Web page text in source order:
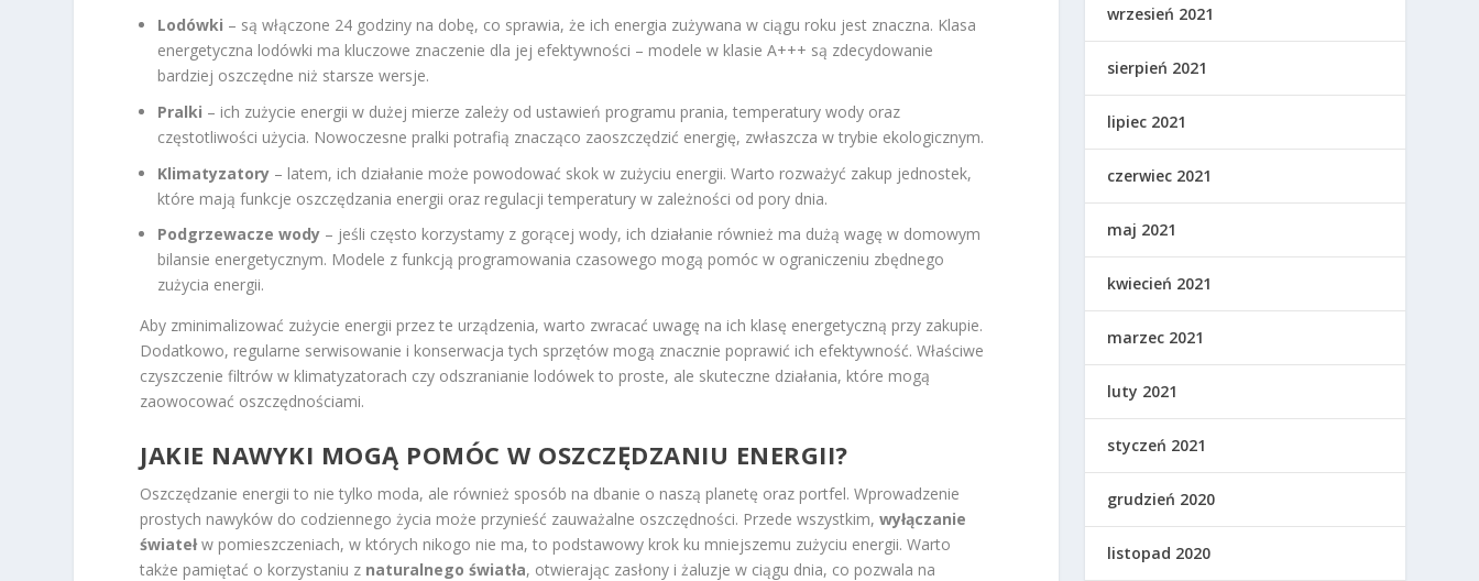
Lodówki – są włączone 24 godziny na dobę, co sprawia, że ich energia zużywana w ciągu roku jest znaczna. Klasa
energetyczna lodówki ma kluczowe znaczenie dla jej efektywności – modele w klasie A+++ są zdecydowanie
bardziej oszczędne niż starsze wersje.
Pralki – ich zużycie energii w dużej mierze zależy od ustawień programu prania, temperatury wody oraz
częstotliwości użycia. Nowoczesne pralki potrafią znacząco zaoszczędzić energię, zwłaszcza w trybie ekologicznym.
Klimatyzatory – latem, ich działanie może powodować skok w zużyciu energii. Warto rozważyć zakup jednostek,
które mają funkcje oszczędzania energii oraz regulacji temperatury w zależności od pory dnia.
Podgrzewacze wody – jeśli często korzystamy z gorącej wody, ich działanie również ma dużą wagę w domowym
bilansie energetycznym. Modele z funkcją programowania czasowego mogą pomóc w ograniczeniu zbędnego
zużycia energii.
Aby zminimalizować zużycie energii przez te urządzenia, warto zwracać uwagę na ich klasę energetyczną przy zakupie.
Dodatkowo, regularne serwisowanie i konserwacja tych sprzętów mogą znacznie poprawić ich efektywność. Właściwe
czyszczenie filtrów w klimatyzatorach czy odszranianie lodówek to proste, ale skuteczne działania, które mogą
zaowocować oszczędnościami.
JAKIE NAWYKI MOGĄ POMÓC W OSZCZĘDZANIU ENERGII?
Oszczędzanie energii to nie tylko moda, ale również sposób na dbanie o naszą planetę oraz portfel. Wprowadzenie
prostych nawyków do codziennego życia może przynieść zauważalne oszczędności. Przede wszystkim,wyłączanie
światełw pomieszczeniach, w których nikogo nie ma, to podstawowy krok ku mniejszemu zużyciu energii. Warto
także pamiętać o korzystaniu z naturalnego światła, otwierając zasłony i żaluzje w ciągu dnia, co pozwala na
wrzesień 2021
sierpień 2021
lipiec 2021
czerwiec 2021
maj 2021
kwiecień 2021
marzec 2021
luty 2021
styczeń 2021
grudzień 2020
listopad 2020